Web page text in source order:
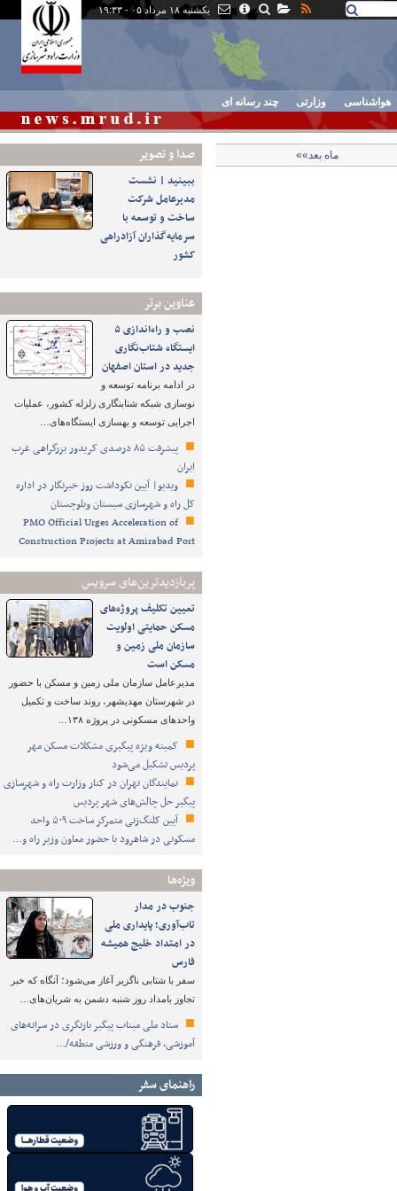
یکشنبه ۱۸ مرداد ۰۵ - ۱۹:۳۳
هواشناسی وزارتی چند رسانه ای
صدا و تصوير
ببینید | نشست
مدیرعامل شرکت
ساخت و توسعه با
سرمایه‌گذاران آزادراهی
کشور
عناوین برتر
نصب و راه‌اندازی ۵
ایستگاه شتاب‌نگاری
جدید در استان اصفهان
در ادامه برنامه توسعه و
نوسازی شبکه شتابنگاری زلزله کشور، عملیات
اجرایی توسعه و بهسازی ایستگاه‌های…
پیشرفت ۸۵ درصدی کریدور بزرگراهی غرب
ایران
ویدیو| آیین نکوداشت روز خبرنگار در اداره
کل راه و شهرسازی سیستان وبلوچستان
PMO Official Urges Acceleration of
Construction Projects at Amirabad Port
پربازدیدترین‌های سرویس
تعیین تکلیف پروژه‌های
مسکن حمایتی اولویت
سازمان ملی زمین و
مسکن است
مدیرعامل سازمان ملی زمین و مسکن با حضور
در شهرستان مهدیشهر، روند ساخت و تکمیل
واحدهای مسکونی در پروژه ۱۳۸…
کمیته ویژه پیگیری مشکلات مسکن مهر
پردیس تشکیل می‌شود
نمایندگان تهران در کنار وزارت راه و شهرسازی
پیگیر حل چالش‌های شهر پردیس
آیین کلنگ‌زنی متمرکز ساخت ۵۰۹ واحد
مسکونی در شاهرود با حضور معاون وزیر راه و…
ویژه‌ها
جنوب در مدار
تاب‌آوری؛ پایداری ملی
در امتداد خلیج همیشه
فارس
سفر با شتابی ناگزیر آغاز می‌شود؛ آنگاه که خبر
تجاوز بامداد روز شنبه دشمن به شریان‌های…
ستاد ملی میناب پیگیر بازنگری در سرانه‌های
آموزشی، فرهنگی و ورزشی منطقه/…
راهنمای سفر
ماه بعد»»